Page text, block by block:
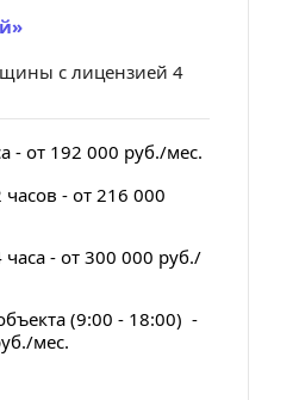
с лицензией 4
- от 192 000 руб./мес.
- от 216 000
- от 300 000 руб./
мес.